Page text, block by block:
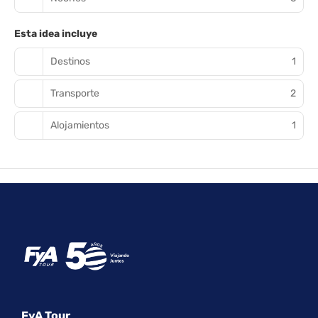
Esta idea incluye
Destinos 1
Transporte 2
Alojamientos 1